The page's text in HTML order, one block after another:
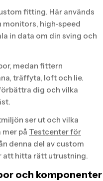
fitting. Här används
monitors, high-speed
in data om din sving och
medan fittern
träffyta, loft och lie.
dig och vilka
ser ut och vilka
mer på Testcenter för
denna del av custom
hitta rätt utrustning.
och komponenter